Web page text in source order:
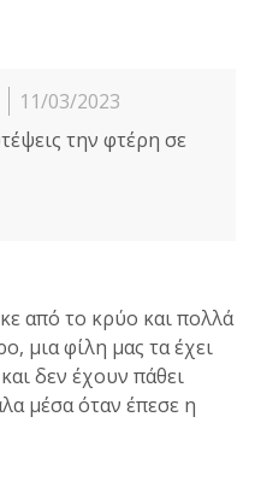
11/03/2023
την φτέρη σε
από το κρύο και πολλά
μια φίλη μας τα έχει
δεν έχουν πάθει
μέσα όταν έπεσε η